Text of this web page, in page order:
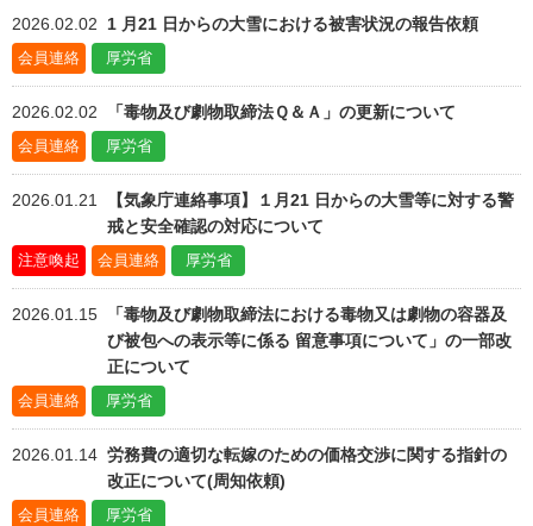
2026.02.02 1 月21 日からの大雪における被害状況の報告依頼
会員連絡 厚労省
2026.02.02 「毒物及び劇物取締法Ｑ＆Ａ」の更新について
会員連絡 厚労省
2026.01.21
【気象庁連絡事項】１月21 日からの大雪等に対する警
戒と安全確認の対応について
注意喚起 会員連絡 厚労省
2026.01.15
「毒物及び劇物取締法における毒物又は劇物の容器及
び被包への表示等に係る 留意事項について」の一部改
正について
会員連絡 厚労省
2026.01.14 労務費の適切な転嫁のための価格交渉に関する指針の
改正について(周知依頼)
会員連絡 厚労省